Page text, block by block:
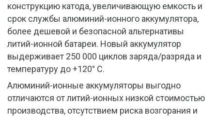
конструкцию катода, увеличивающую емкость и
срок службы алюминий-ионного аккумулятора,
более дешевой и безопасной альтернативы
литий-ионной батареи. Новый аккумулятор
выдерживает 250 000 циклов заряда/разряда и
температуру до +120° C.
Алюминий-ионные аккумуляторы выгодно
отличаются от литий-ионных низкой стоимостью
производства, отсутствием риска возгорания и